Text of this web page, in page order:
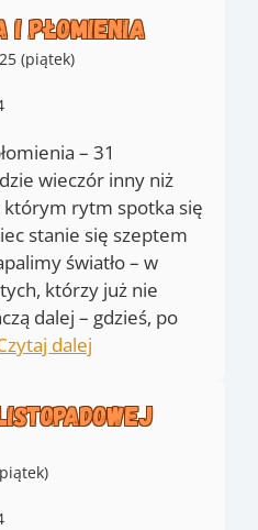
i płomienia
(piątek)
– 31
wieczór inny niż
którym rytm spotka się
stanie się szeptem
światło – w
którzy już nie
dalej – gdzieś, po
dalej